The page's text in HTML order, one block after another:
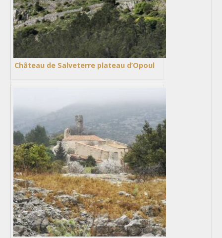
Château de Salveterre plateau d’Opoul